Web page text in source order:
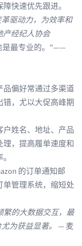
快速优先跟进。
驱动力，为效率和
产经纪人协会
是最专业的。”——
品偏好常通过多渠道
，尤以大促高峰期
姓名、地址、产品
，提高履单速度和
的订单通知邮
单管理系统，缩短处
繁的大数据交互，最
为获益显著。 —麦